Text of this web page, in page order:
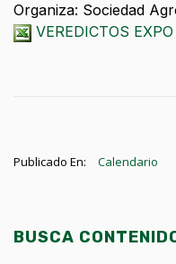
Organiza: Sociedad
VEREDICTOS
Publicado En: Calendario
BUSCA